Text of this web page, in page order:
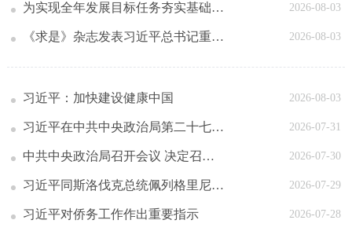
2026-08-03
为实现全年发展目标任务夯实基础——习近平总书记引领“十五五”开局之年中国经济破浪前行
2026-08-03
《求是》杂志发表习近平总书记重要文章《加快建设健康中国》
2026-08-03
习近平：加快建设健康中国
2026-07-31
习近平在中共中央政治局第二十七次集体学习时强调
强化政治引领 深化创新发展 高质量推进国防和军队现代化 2026-07-30
中共中央政治局召开会议 决定召开二十届五中全会
分析研究当前经济形势和经济工作 中共中央总书记习近平主持会议 2026-07-29
习近平同斯洛伐克总统佩列格里尼会谈
2026-07-28
习近平对侨务工作作出重要指示